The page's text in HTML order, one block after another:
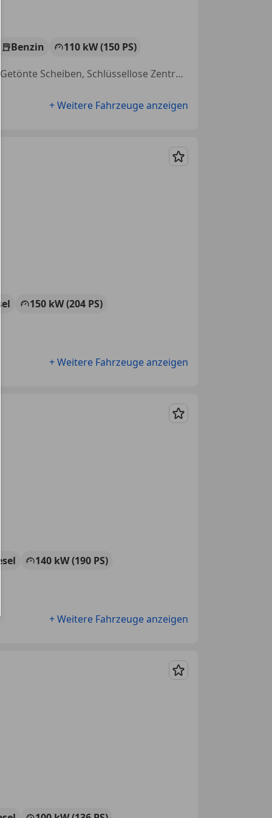
Benzin
110 kW (150 PS)
Sitzheizung, Elektrische Heckklappe, Navigationssystem, Tempomat, Getönte Scheiben, Schlüssellose Zentralverriegelung, Einparkhilfe Sensoren vorne, Sprachsteuerung
+ Weitere Fahrzeuge anzeigen
Merken
150 kW (204 PS)
+ Weitere Fahrzeuge anzeigen
Merken
140 kW (190 PS)
+ Weitere Fahrzeuge anzeigen
Merken